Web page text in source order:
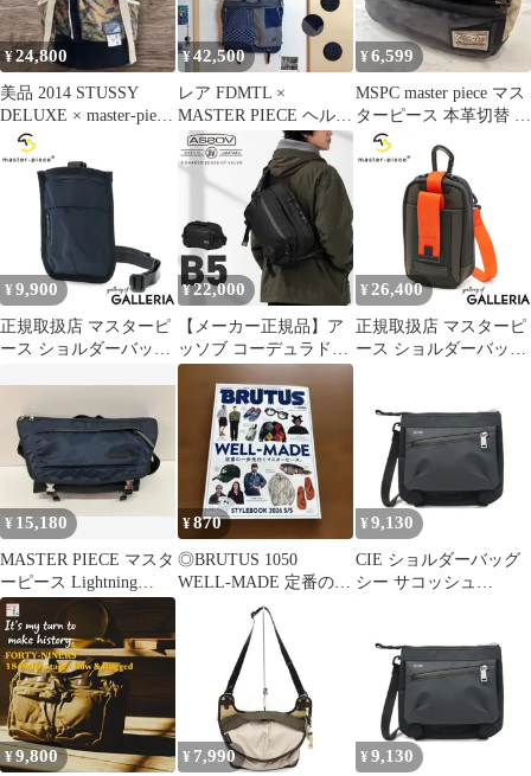
¥24,800
美品 2014 STUSSY
DELUXE × master-piece
リュック
¥42,500
レア FDMTL ×
MASTER PIECE ヘルメ
ットバッグ デニム2way
¥6,599
MSPC master piece マス
ターピース 本革切替 シ
ョルダーバッグ
¥ 9,900
正規取扱店 マスターピ
ース ショルダーバッグ
斜めがけ 日本製 メンズ
レディース 02871 ネイ
ビー(75)
¥22,000
【メーカー正規品】ア
ッソブ コーデュラドビ
ー スリングバッグ ウエ
ストバッグ ミリタリー
メンズ ブランド
AS2OV CORDURA
DOBBY 305D 061402
¥ 26,400
正規取扱店 マスターピ
ース ショルダーバッグ
ーチ 日本製 メンズ レ
ディース 44130 NAVY
¥ 15,180
MASTER PIECE マスタ
ーピース Lightning
02121-v2 メッセンジャ
ーバッグ ナイロンツイ
ル ネイビー
¥870
◎BRUTUS 1050
WELL-MADE 定番の一
歩先行くマスターピー
¥ 9,130
CIE ショルダーバッグ
シー サコッシュ
ョルダー 斜めがけ 小さ
め 防水 軽量 メンズ レ
ディース 021803
NAVY(75)
¥9,800 ¥ 7,990 ¥ 9,130